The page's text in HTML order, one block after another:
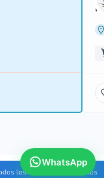
los Derechos Reservados
WhatsApp